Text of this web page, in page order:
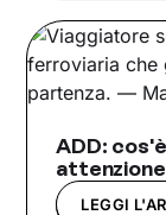
ADD:
attenzione
LEGGI